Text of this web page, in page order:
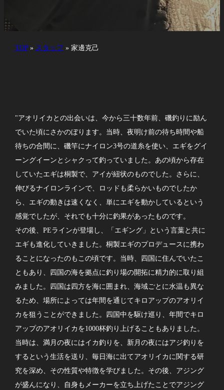
TOP» スタッフ » 家邊克己
"アオリイカとの出会いは、今から三十数年前、磯釣りに励ん
でいた頃にさかのぼります。当時、夜明け前の待ち時間や船
待ちの合間に、磯竿にナイロン3号の道糸を使い、エギをグイ
ーングイーンとシャクって釣っていました。あの頃から存在
していたエギは桐製で、アイが紐状のものでした。さらに、
伸びるナイロンラインで、ロッドも柔らかいものでしたか
ら、エギの動きは速くなく、単にエギを動かしているという
感覚でしたが、それでも十分に釣果があったものです。
その後、PEラインが登場し、「エギング」という言葉と共に
エギも進化していきました。桐製エギのプロデュースに携わ
ることになったのもこの頃です。当時、四国に住んでいたこ
ともあり、四国の海を拠点に釣り場の開拓に精力的に取り組
みました。四国は四方を海に囲まれ、海域ごとに水温も異な
るため、場所によっては年間を通じてキロアップのアオリイ
カを狙うことができました。四国中を駆け巡り、年間でキロ
アップのアオリイカを1000杯釣り上げることもありました。
当時は、満月の夜にはイカ釣りを、新月の夜にはアジ釣りを
するという生活を送り、毎日海に出てアオリイカに関する研
究を深め、その性質や特徴を学びました。その後、アジング
が盛んになり、自身もメーカーを立ち上げたことでアジング